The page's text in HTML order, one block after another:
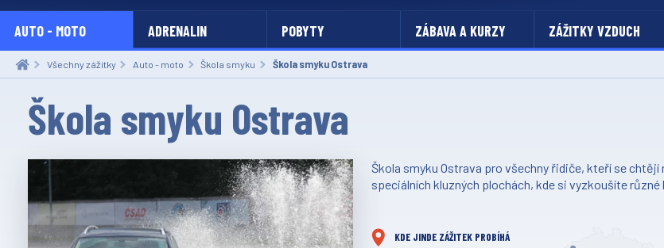
AUTO - MOTO ADRENALIN POBYTY ZÁBAVA A KURZY ZÁŽITKY VZDUCH
Všechny zážitky Auto - moto Škola smyku Aktuální:
Škola smyku Ostrava
Škola smyku Ostrava
Škola smyku Ostrava pro všechny řidiče, kteří se
speciálních kluzných plochách, kde si vyzkoušíte
KDE JINDE ZÁŽITEK PROBÍHÁ